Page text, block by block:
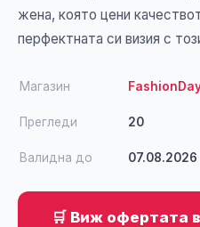
жена, която цени
перфектната си визия с
Магазин
Прегледи 20
Валидна до 07.08.2026
🛒 Виж офертата